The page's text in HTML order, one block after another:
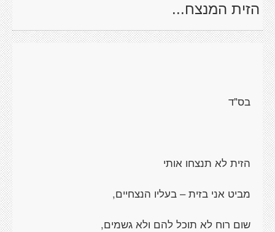
הזית המנצח...
בס"ד
הזית לא תנצחו אותי
מביט אני בזית – בעליו הנצחיים,
שום רוח לא תוכל להם ולא גשמים,